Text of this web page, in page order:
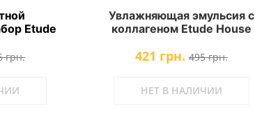
Etude
Skin
грн.
Увлажняющая эмульсия с
коллагеном Etude House
Moistfull Collagen emulsio
421 грн. 495 грн.
НЕТ В НАЛИЧИИ